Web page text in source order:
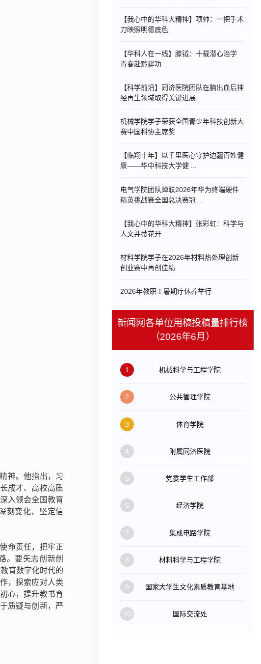
神。他指出，习
成才、高校高质
深入领会全国教育
刻变化，坚定信
命责任，把牢正
。要矢志创新创
育数字化时代的
，探索应对人类
心，提升教书育
质疑与创新，严
【我心中的华科大精神】项帅：一把手术
刀映照明德底色
【华科人在一线】滕钺：十载潜心治学
青春赴黔建功
【科学前沿】同济医院团队在脑出血后神
经再生领域取得关键进展
机械学院学子荣获全国青少年科技创新大
赛中国科协主席奖
【临翔十年】以千里医心守护边疆百姓健
康——华中科技大学健 ...
电气学院团队蝉联2026年华为终端硬件
精英挑战赛全国总决赛冠 ...
【我心中的华科大精神】张彩虹：科学与
人文并蒂花开
材料学院学子在2026年材料热处理创新
创业赛中再创佳绩
​2026年教职工暑期疗休养举行
新闻网各单位用稿投稿量排行榜
（2026年6月）
1 机械科学与工程学院
2 公共管理学院
3 体育学院
4 附属同济医院
5 党委学生工作部
6 经济学院
7 集成电路学院
8 材料科学与工程学院
9 国家大学生文化素质教育基地
10 国际交流处